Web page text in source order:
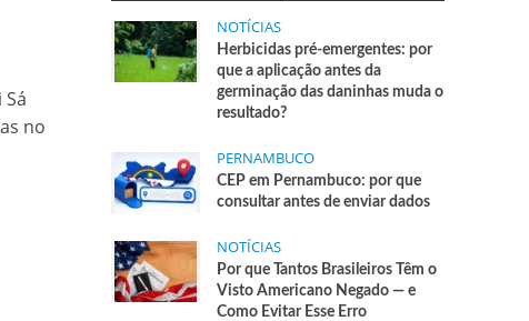
no
NOTÍCIAS
Herbicidas pré-emergentes: por
que a aplicação antes da
germinação das daninhas muda o
resultado?
PERNAMBUCO
CEP em Pernambuco: por que
consultar antes de enviar dados
NOTÍCIAS
Por que Tantos Brasileiros Têm o
Visto Americano Negado — e
Como Evitar Esse Erro